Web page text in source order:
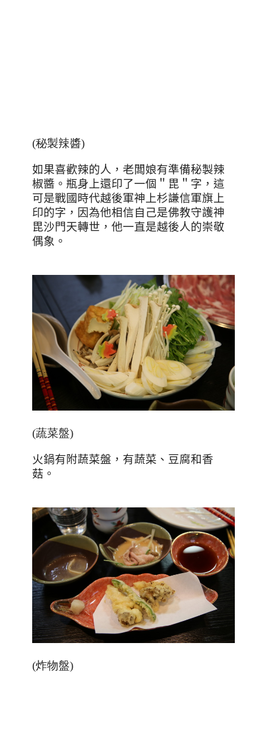
(秘製辣醬)
如果喜歡辣的人，老闆娘有準備秘製辣
椒醬。瓶身上還印了一個＂毘＂字，這
可是戰國時代越後軍神上杉謙信軍旗上
印的字，因為他相信自己是佛教守護神
毘沙門天轉世，他一直是越後人的崇敬
偶象。
(蔬菜盤)
火鍋有附蔬菜盤，有蔬菜、豆腐和香
菇。
(炸物盤)